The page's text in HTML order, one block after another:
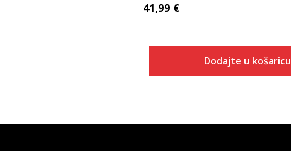
41,99 €
Dodajte u košaricu